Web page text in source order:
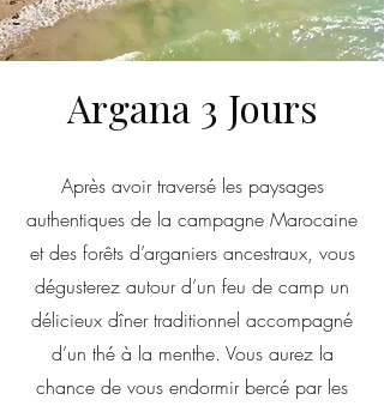
Argana 3 Jours
Après avoir traversé les paysages
authentiques de la campagne Marocaine
et des forêts d’arganiers ancestraux, vous
dégusterez autour d’un feu de camp un
délicieux dîner traditionnel accompagné
d’un thé à la menthe. Vous aurez la
chance de vous endormir bercé par les